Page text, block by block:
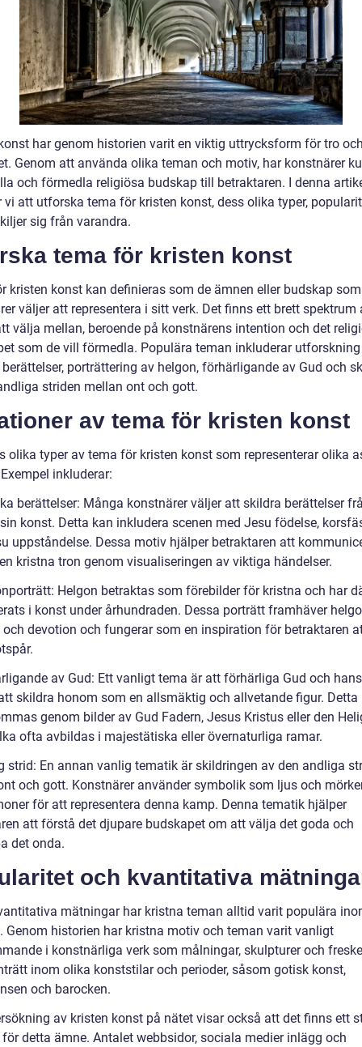
har genom historien varit en viktig uttrycksform för tro
Genom att använda olika teman och motiv, har konstnärer
och förmedla religiösa budskap till betraktaren. I denna
vi att utforska tema för kristen konst, dess olika typer,
sig från varandra.
tema för kristen konst
kristen konst kan definieras som de ämnen eller budskap som
väljer att representera i sitt verk. Det finns ett brett spektrum
välja mellan, beroende på konstnärens intention och det
som de vill förmedla. Populära teman inkluderar
porträttering av helgon, förhärligande av Gud och
striden mellan ont och gott.
av tema för kristen konst
olika typer av tema för kristen konst som representerar olika
inkluderar:
berättelser: Många konstnärer väljer att skildra berättelser
konst. Detta kan inkludera scenen med Jesu födelse,
uppståndelse. Dessa motiv hjälper betraktaren att
kristna tron genom visualiseringen av viktiga händelser.
Helgon betraktas som förebilder för kristna och har
i konst under århundraden. Dessa porträtt framhäver
och devotion och fungerar som en inspiration för betraktaren
av Gud: Ett vanligt tema är att förhärliga Gud och
skildra honom som en allsmäktig och allvetande figur. Detta
genom bilder av Gud Fadern, Jesus Kristus eller den
ofta avbildas i majestätiska eller övernaturliga ramar.
strid: En annan vanlig tematik är skildringen av den andliga
och gott. Konstnärer använder symbolik som ljus och
för att representera denna kamp. Denna tematik hjälper
att förstå det djupare budskapet om att välja det goda och
det onda.
och kvantitativa
mätningar har kristna teman alltid varit populära
Genom historien har kristna motiv och teman varit vanligt
i konstnärliga verk som målningar, skulpturer och
inom olika konststiIar och perioder, såsom gotisk konst,
och barocken.
av kristen konst på nätet visar också att det finns ett
detta ämne. Antalet webbsidor, sociala medier inlägg och